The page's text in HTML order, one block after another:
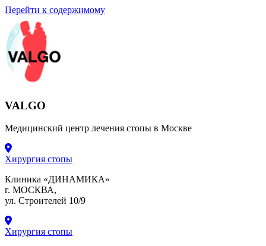
Перейти к содержимому
VALGO
Медицинский центр лечения стопы в Москве
Хирургия стопы
Клиника «ДИНАМИКА»
г. МОСКВА,
ул. Строителей 10/9
Хирургия стопы